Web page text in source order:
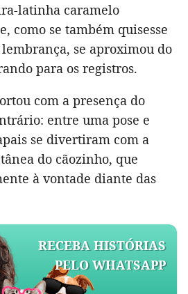
latinha caramelo
como se também quisesse
se aproximou do
para os registros.
com a presença do
entre uma pose e
se divertiram com a
do cãozinho, que
à vontade diante das
RECEBA HISTÓRIAS
PELO WHATSAPP